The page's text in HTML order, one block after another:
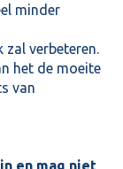
minder
verbeteren.
het de moeite
van
en mag niet